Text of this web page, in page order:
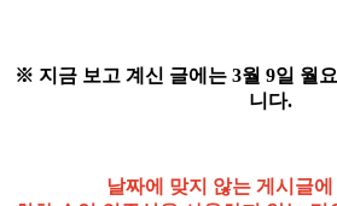
※ 지금 보고 계신 글에는 3월 9일 월
니다.
날짜에 맞지 않는 게시글